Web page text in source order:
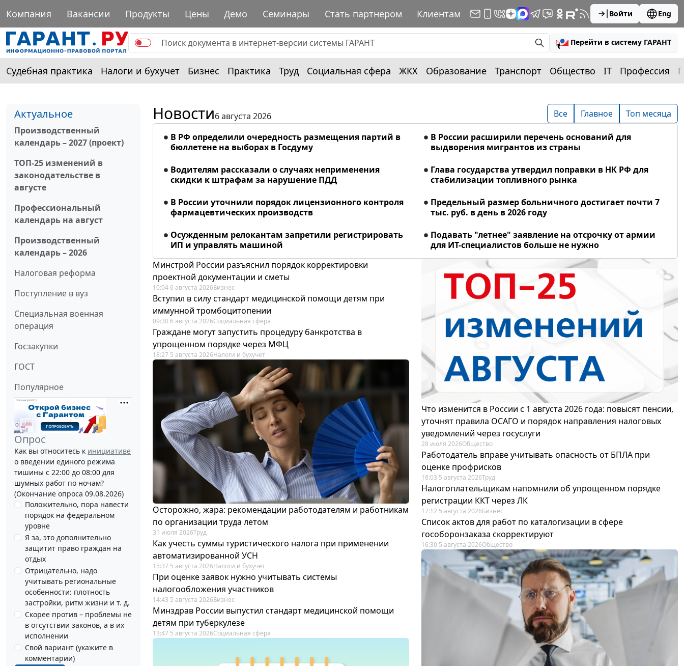
Компания Вакансии Продукты Цены Демо Семинары Стать партнером Клиентам Войти Eng
Перейти в систему ГАРАНТ
Судебная практика Налоги и бухучет Бизнес Практика Труд Социальная сфера ЖКХ Образование Транспорт Общество IT Профессия
Актуальное
Производственный
календарь – 2027 (проект)
ТОП-25 изменений в
законодательстве в
августе
Профессиональный
календарь на август
Производственный
календарь – 2026
Налоговая реформа
Поступление в вуз
Специальная военная
операция
Госзакупки
ГОСТ
Популярное
Опрос
Как вы относитесь к инициативе
о введении единого режима
тишины с 22:00 до 08:00 для
шумных работ по ночам?
(Окончание опроса 09.08.2026)
Положительно, пора навести
порядок на федеральном
уровне
Я за, это дополнительно
защитит право граждан на
отдых
Отрицательно, надо
учитывать региональные
особенности: плотность
застройки, ритм жизни и т. д.
Скорее против – проблемы не
в отсутствии законов, а в их
исполнении
Свой вариант (укажите в
комментарии)
Новости6 августа 2026 Все Главное Топ месяца
В РФ определили очередность размещения партий в
бюллетене на выборах в Госдуму
В России расширили перечень оснований для
выдворения мигрантов из страны
Водителям рассказали о случаях неприменения
скидки к штрафам за нарушение ПДД
Глава государства утвердил поправки в НК РФ для
стабилизации топливного рынка
В России уточнили порядок лицензионного контроля
фармацевтических производств
Предельный размер больничного достигает почти 7
тыс. руб. в день в 2026 году
Осужденным релокантам запретили регистрировать
ИП и управлять машиной
Подавать "летнее" заявление на отсрочку от армии
для ИТ-специалистов больше не нужно
Минстрой России разъяснил порядок корректировки
проектной документации и сметы
10:04 6 августа 2026Бизнес
Вступил в силу стандарт медицинской помощи детям при
иммунной тромбоцитопении
09:30 6 августа 2026Социальная сфера
Граждане могут запустить процедуру банкротства в
упрощенном порядке через МФЦ
18:27 5 августа 2026Налоги и бухучет
Осторожно, жара: рекомендации работодателям и работникам
по организации труда летом
31 июля 2026Труд
Как учесть суммы туристического налога при применении
автоматизированной УСН
15:37 5 августа 2026Налоги и бухучет
При оценке заявок нужно учитывать системы
налогообложения участников
14:43 5 августа 2026Бизнес
Минздрав России выпустил стандарт медицинской помощи
детям при туберкулезе
13:47 5 августа 2026Социальная сфера
Что изменится в России с 1 августа 2026 года: повысят пенсии,
уточнят правила ОСАГО и порядок направления налоговых
уведомлений через госуслуги
28 июля 2026Общество
Работодатель вправе учитывать опасность от БПЛА при
оценке профрисков
18:03 5 августа 2026Труд
Налогоплательщикам напомнили об упрощенном порядке
регистрации ККТ через ЛК
17:12 5 августа 2026Бизнес
Список актов для работ по каталогизации в сфере
гособоронзаказа скорректируют
16:30 5 августа 2026Общество